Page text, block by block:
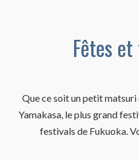
Fêtes
Que ce soit un petit
Yamakasa, le plus grand
festivals de Fukuoka.